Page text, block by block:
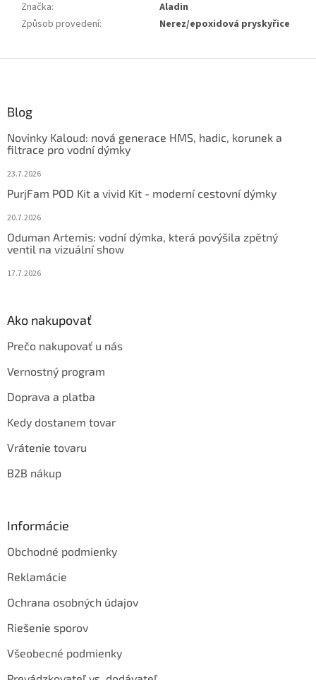
Značka:
Aladin
Způsob provedení: Nerez/epoxidová pryskyřice
Blog
Novinky Kaloud: nová generace HMS, hadic, korunek a
filtrace pro vodní dýmky
23.7.2026
PurjFam POD Kit a vivid Kit - moderní cestovní dýmky
20.7.2026
Oduman Artemis: vodní dýmka, která povýšila zpětný
ventil na vizuální show
17.7.2026
Ako nakupovať
Prečo nakupovať u nás
Vernostný program
Doprava a platba
Kedy dostanem tovar
Vrátenie tovaru
B2B nákup
Informácie
Obchodné podmienky
Reklamácie
Ochrana osobných údajov
Riešenie sporov
Všeobecné podmienky